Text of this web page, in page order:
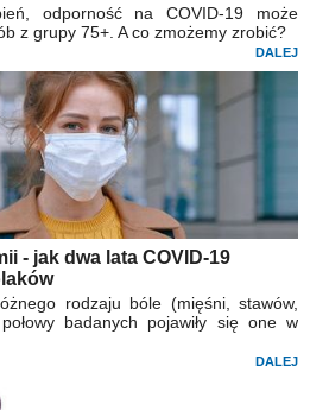
odporność na COVID-19 może
z grupy 75+. A co zmożemy zrobić?
DALEJ
- jak dwa lata COVID-19
rodzaju bóle (mięśni, stawów,
badanych pojawiły się one w
DALEJ